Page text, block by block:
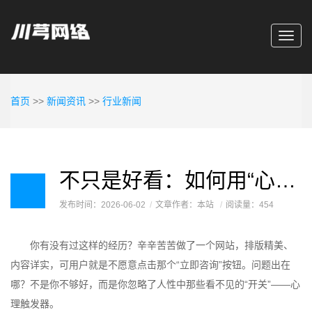
首页 >> 新闻资讯 >> 行业新闻
不只是好看：如何用“心理触发器”设计一个让用户忍不住点击的网站？
发布时间：2026-06-02 文章作者：本站 阅读量：454
你有没有过这样的经历？辛辛苦苦做了一个网站，排版精美、
内容详实，可用户就是不愿意点击那个“立即咨询”按钮。问题出在
哪？不是你不够好，而是你忽略了人性中那些看不见的“开关”——心
理触发器。